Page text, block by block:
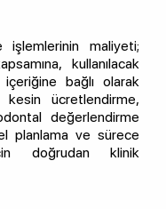
işlemlerinin maliyeti;
kullanılacak
bağlı olarak
ücretlendirme,
değerlendirme
planlama ve sürece
doğrudan klinik